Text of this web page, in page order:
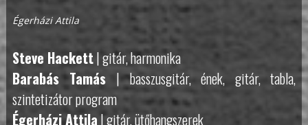
Égerházi Attila
Steve Hackett| gitár, harmonika
Barabás Tamás | basszusgitár, ének, gitár, tabla,
szintetizátor program
Égerházi Attila | gitár, ütőhangszerek